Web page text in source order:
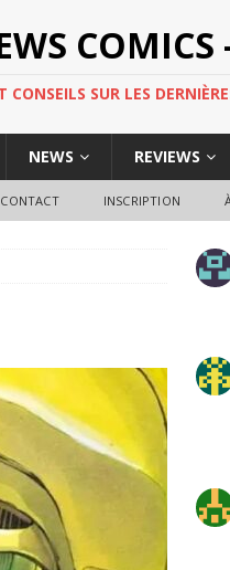
SUR LES
NEWS REVIEWS
CONTACT INSCRIPTION